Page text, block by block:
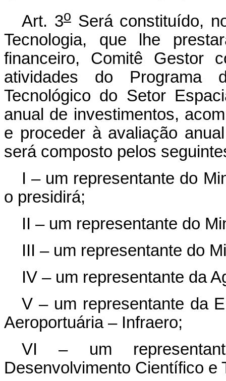
Art. 3oSerá constituído,
Tecnologia, que lhe
financeiro, Comitê Gestor
atividades do Programa
Tecnológico do Setor
anual de investimentos,
e proceder à avaliação
será composto pelos
I – um representante do
o presidirá;
II – um representante do
III – um representante do
IV – um representante da
V – um representante da
Aeroportuária – Infraero;
VI – um
Desenvolvimento Científico e